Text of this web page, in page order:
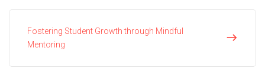
Fostering Student Growth through Mindful
Mentoring